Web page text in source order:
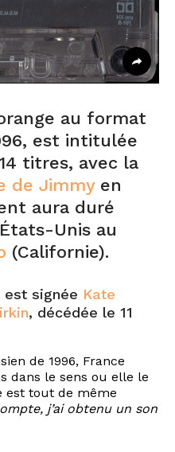
au format
est intitulée
titres, avec la
de Jimmyen
aura duré
Unis au
(Californie).
est signée Kate
, décédée le 11
de 1996, France
dans le sens ou elle le
est tout de même
j’ai obtenu un son